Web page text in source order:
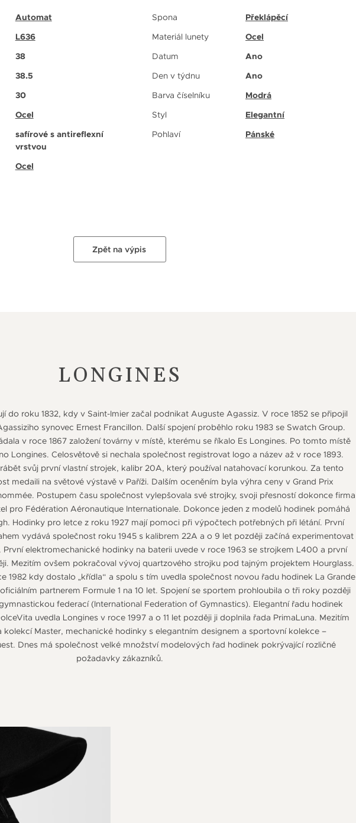
Automat
L636
38
38.5
30
Ocel
safírové s antireflexní
vrstvou
Ocel
Spona
Překlápěcí
Materiál lunety
Ocel
Datum
Ano
Den v týdnu
Ano
Barva číselníku
Modrá
Styl
Elegantní
Pohlaví
Pánské
Zpět na výpis
LONGINES
do roku 1832, kdy v Saint-Imier začal podnikat Auguste Agassiz. V roce 1852 se připojil
synovec Ernest Francillon. Další spojení proběhlo roku 1983 se Swatch Group.
v roce 1867 založení továrny v místě, kterému se říkalo Es Longines. Po tomto místě
Longines. Celosvětově si nechala společnost registrovat logo a název až v roce 1893.
svůj první vlastní strojek, kalibr 20A, který používal natahovací korunkou. Za tento
medaili na světové výstavě v Paříži. Dalším oceněním byla výhra ceny v Grand Prix
Postupem času společnost vylepšovala své strojky, svoji přesností dokonce firma
pro Fédération Aéronautique Internationale. Dokonce jeden z modelů hodinek pomáhá
Hodinky pro letce z roku 1927 mají pomoci při výpočtech potřebných při létání. První
vydává společnost roku 1945 s kalibrem 22A a o 9 let později začíná experimentovat
elektromechanické hodinky na baterii uvede v roce 1963 se strojkem L400 a první
Mezitím ovšem pokračoval vývoj quartzového strojku pod tajným projektem Hourglass.
1982 kdy dostalo „křídla“ a spolu s tím uvedla společnost novou řadu hodinek La Grande
partnerem Formule 1 na 10 let. Spojení se sportem prohloubila o tři roky později
federací (International Federation of Gymnastics). Elegantní řadu hodinek
uvedla Longines v roce 1997 a o 11 let později ji doplnila řada PrimaLuna. Mezitím
kolekcí Master, mechanické hodinky s elegantním designem a sportovní kolekce –
Dnes má společnost velké množství modelových řad hodinek pokrývající rozličné
požadavky zákazníků.